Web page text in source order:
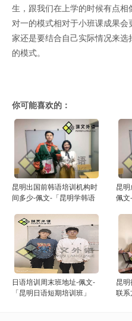
生，跟我们在上学的时候有点
对一的模式相对于小班课成果
家还是要结合自己实际情况来
的模式。
你可能喜欢的：
昆明出国前韩语培训机构时
间多少-佩文-「昆明学韩语
昆
佩文
日语培训周末班地址-佩文-
「昆明日语短期培训班」
昆
联系